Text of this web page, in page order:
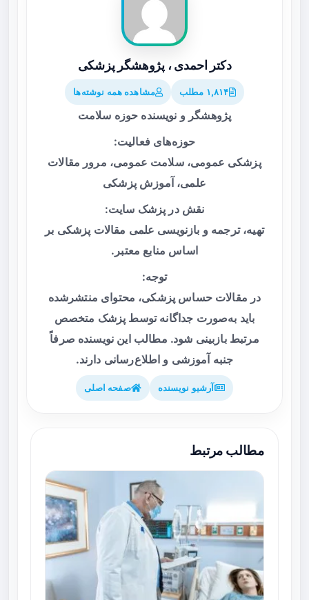
دکتر احمدی ، پژوهشگر پزشکی
۱,۸۱۴ مطلب مشاهده همه نوشته‌ها
پژوهشگر و نویسنده حوزه سلامت
حوزه‌های فعالیت:
پزشکی عمومی، سلامت عمومی، مرور مقالات
علمی، آموزش پزشکی
نقش در پزشک سایت:
تهیه، ترجمه و بازنویسی علمی مقالات پزشکی بر
اساس منابع معتبر.
توجه:
در مقالات حساس پزشکی، محتوای منتشرشده
باید به‌صورت جداگانه توسط پزشک متخصص
مرتبط بازبینی شود. مطالب این نویسنده صرفاً
جنبه آموزشی و اطلاع‌رسانی دارند.
آرشیو نویسنده صفحه اصلی
مطالب مرتبط